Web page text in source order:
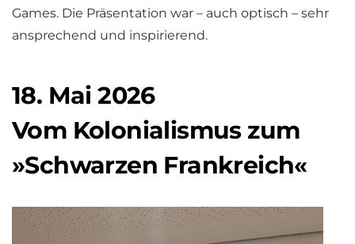
Games. Die Präsentation war – auch optisch – sehr
ansprechend und inspirierend.
18. Mai 2026
Vom Kolonialismus zum
»Schwarzen Frankreich«